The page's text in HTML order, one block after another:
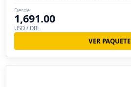
Desde
1,691.00
USD / DBL
VER PAQUETE